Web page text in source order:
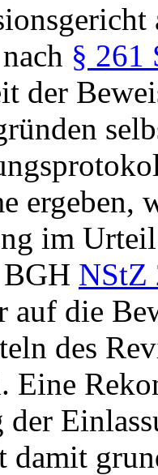
§ 261
der
ergeben,
im
NStZ
auf die
des
Eine
der
damit